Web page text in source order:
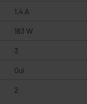
1,4 A
183 W
3
Oui
2